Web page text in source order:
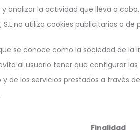
analizar la actividad que lleva a
S.L.no utiliza cookies publicitarias o
se conoce como la sociedad de la
al usuario tener que configurar
los servicios prestados a través
Finalidad